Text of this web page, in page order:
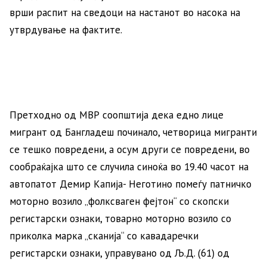
врши распит на сведоци на настанот во насока на
утврдување на фактите.
Претходно од МВР соопштија дека едно лице
мигрант од Бангладеш починало, четворица мигранти
се тешко повредени, а осум други се повредени, во
сообраќајка што се случила синоќа во 19.40 часот на
автопатот Демир Капија- Неготино помеѓу патничко
моторно возило „фолксваген фејтон“ со скопски
регистарски ознаки, товарно моторно возило со
приколка марка „сканија“ со кавадаречки
регистарски ознаки, управувано од Љ.Д. (61) од